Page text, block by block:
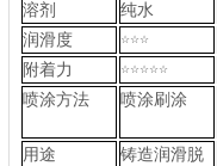
溶剂
纯水
润滑度
☆☆☆
附着力 ☆☆☆☆☆
喷涂方法 喷涂刷涂
用途
铸造润滑脱